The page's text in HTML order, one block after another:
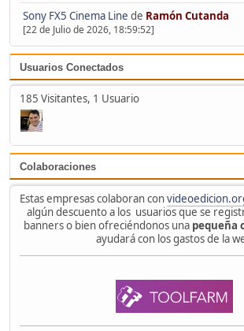
Sony FX5 Cinema Line de Ramón Cutanda
[22 de Julio de 2026, 18:59:52]
Usuarios Conectados
185 Visitantes, 1 Usuario
Colaboraciones
Estas empresas colaboran con
algún descuento a los usuarios que se
banners o bien ofreciéndonos una pequeña
ayudará con los gastos de la